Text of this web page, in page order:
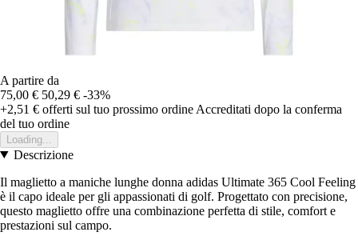
A partire da
75,00 € 50,29 € -33%
+2,51 € offerti sul tuo prossimo ordine Accreditati dopo la conferma
del tuo ordine
Loading...
Descrizione
Il maglietto a maniche lunghe donna adidas Ultimate 365 Cool Feeling
è il capo ideale per gli appassionati di golf. Progettato con precisione,
questo maglietto offre una combinazione perfetta di stile, comfort e
prestazioni sul campo.